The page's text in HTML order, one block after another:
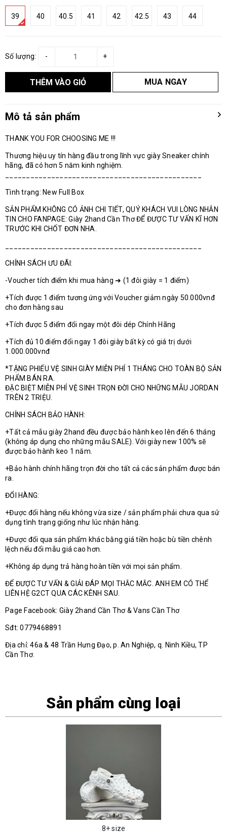
39 40 40.5 41 42 42.5 43 44
Số lượng: +
-
THÊM VÀO GIỎ MUA NGAY
Mô tả sản phẩm
THANK YOU FOR CHOOSING ME !!!
Thương hiệu uy tín hàng đầu trong lĩnh vực giày Sneaker chính
hãng, đã có hơn 5 năm kinh nghiệm.
Tình trạng: New Full Box
SẢN PHẨM KHÔNG CÓ ẢNH CHI TIẾT, QUÝ KHÁCH VUI LÒNG NHẮN
TIN CHO FANPAGE: Giày 2hand Cần Thơ ĐỂ ĐƯỢC TƯ VẤN KĨ HƠN
TRƯỚC KHI CHỐT ĐƠN NHA.
CHÍNH SÁCH ƯU ĐÃI:
-Voucher tích điểm khi mua hàng ➜ (1 đôi giày = 1 điểm)
+Tích được 1 điểm tương ứng với Voucher giảm ngày 50.000vnđ
cho đơn hàng sau
+Tích được 5 điểm đổi ngay một đôi dép Chính Hãng
+Tích đủ 10 điểm đổi ngay 1 đôi giày bất kỳ có giá trị dưới
1.000.000vnđ
*TẶNG PHIẾU VỆ SINH GIÀY MIỄN PHÍ 1 THÁNG CHO TOÀN BỘ SẢN
PHẨM BÁN RA.
ĐẶC BIỆT MIỄN PHÍ VỆ SINH TRỌN ĐỜI CHO NHỮNG MẪU JORDAN
TRÊN 2 TRIỆU.
CHÍNH SÁCH BẢO HÀNH:
+Tất cả mẫu giày 2hand đều được bảo hành keo lên đến 6 tháng
(không áp dụng cho những mẫu SALE). Với giày new 100% sẽ
được bảo hành keo 1 năm.
+Bảo hành chính hãng trọn đời cho tất cả các sản phẩm được bán
ra.
ĐỔI HÀNG:
+Được đổi hàng nếu không vừa size / sản phẩm phải chưa qua sử
dụng tình trạng giống như lúc nhận hàng.
+Được đổi qua sản phẩm khác bằng giá tiền hoặc bù tiền chênh
lệch nếu đổi mẫu giá cao hơn.
+Không áp dụng trả hàng hoàn tiền với mọi sản phẩm.
ĐỂ ĐƯỢC TƯ VẤN & GIẢI ĐÁP MỌI THẮC MẮC. ANH EM CÓ THỂ
LIÊN HỆ G2CT QUA CÁC KÊNH SAU.
Page Facebook: Giày 2hand Cần Thơ & Vans Cần Thơ
Sđt: 0779468891
Địa chỉ: 46a & 48 Trần Hưng Đạo, p. An Nghiệp, q. Ninh Kiều, TP
Cần Thơ.
Sản phẩm cùng loại
8+ size